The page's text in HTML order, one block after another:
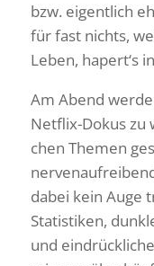
bzw. eigent­lich
für fast nichts,
Leben, hapert‘s
Am Abend
Netflix-Dokus zu
chen Themen
dabei kein Auge
Statis­tiken,
und